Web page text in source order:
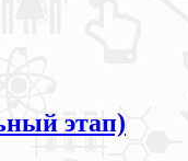
этап)